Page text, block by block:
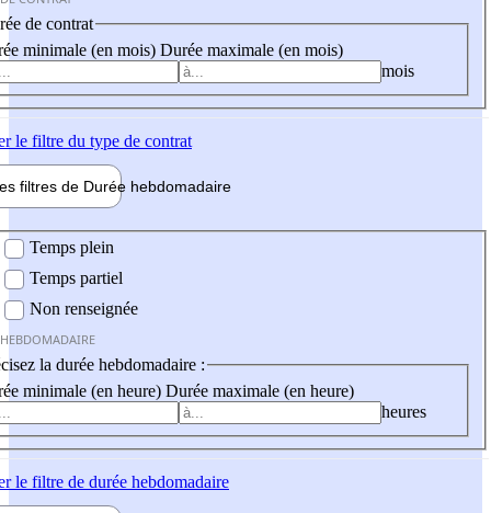
de contrat
minimale (en mois) Durée maximale (en mois)
mois
le filtre du type de contrat
filtres de Durée hebdomadaire
Temps plein
Temps partiel
Non renseignée
la durée hebdomadaire :
minimale (en heure) Durée maximale (en heure)
heures
le filtre de durée hebdomadaire